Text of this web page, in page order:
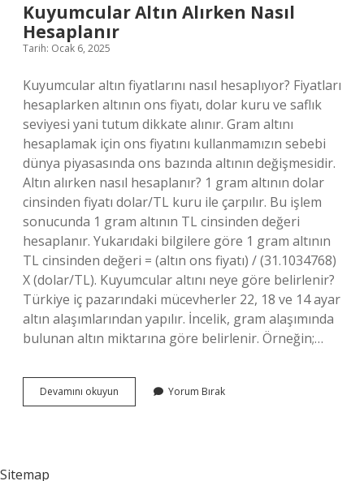
Kuyumcular Altın Alırken Nasıl
Hesaplanır
Tarih: Ocak 6, 2025
Kuyumcular altın fiyatlarını nasıl hesaplıyor? Fiyatları
hesaplarken altının ons fiyatı, dolar kuru ve saflık
seviyesi yani tutum dikkate alınır. Gram altını
hesaplamak için ons fiyatını kullanmamızın sebebi
dünya piyasasında ons bazında altının değişmesidir.
Altın alırken nasıl hesaplanır? 1 gram altının dolar
cinsinden fiyatı dolar/TL kuru ile çarpılır. Bu işlem
sonucunda 1 gram altının TL cinsinden değeri
hesaplanır. Yukarıdaki bilgilere göre 1 gram altının
TL cinsinden değeri = (altın ons fiyatı) / (31.1034768)
X (dolar/TL). Kuyumcular altını neye göre belirlenir?
Türkiye iç pazarındaki mücevherler 22, 18 ve 14 ayar
altın alaşımlarından yapılır. İncelik, gram alaşımında
bulunan altın miktarına göre belirlenir. Örneğin;…
Devamını okuyun Kuyumcular
Altın
Yorum Bırak
Sitemap